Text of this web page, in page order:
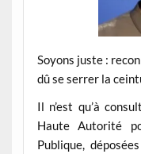
Soyons juste :
dû se serrer la
Il n’est qu’à
Haute Autorité
Publique,